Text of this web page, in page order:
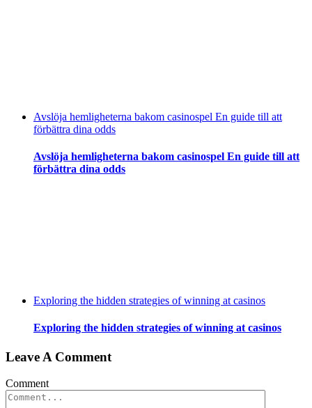
Avslöja hemligheterna bakom casinospel En guide till att
förbättra dina odds
Avslöja hemligheterna bakom casinospel En guide till att
förbättra dina odds
Exploring the hidden strategies of winning at casinos
Exploring the hidden strategies of winning at casinos
Leave A Comment
Comment